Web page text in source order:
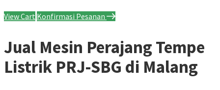
View Cart Konfirmasi Pesanan
Jual Mesin Perajang Tempe
Listrik PRJ-SBG di Malang